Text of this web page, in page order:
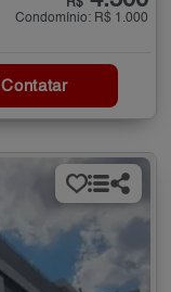
R$
Condomínio: R$ 1.000
Contatar